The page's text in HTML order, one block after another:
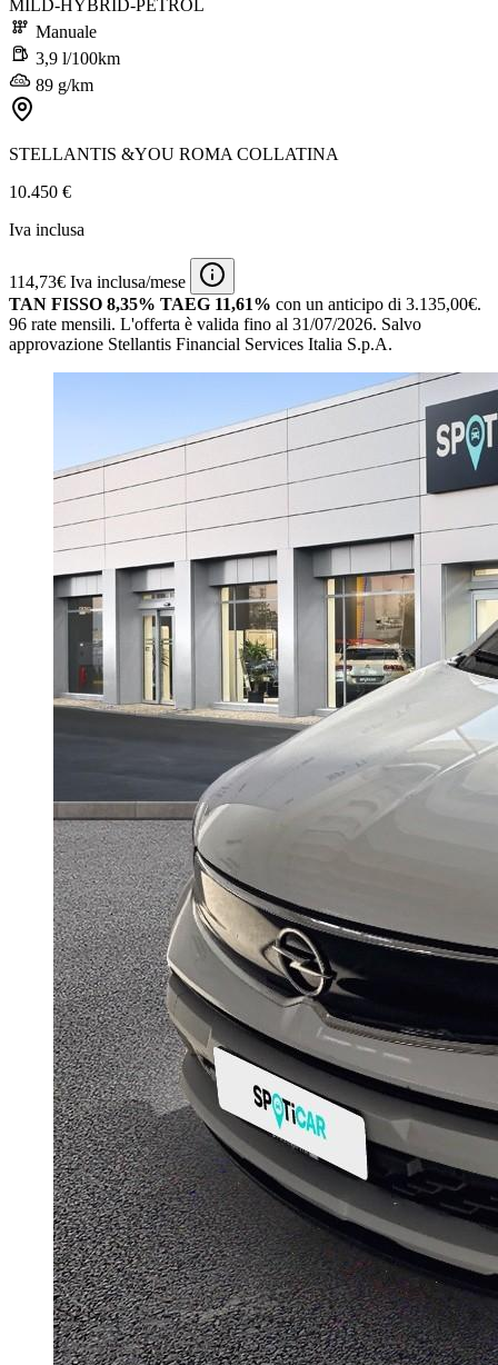
MILD-HYBRID-PETROL
Manuale
3,9 l/100km
89 g/km
STELLANTIS &YOU ROMA COLLATINA
10.450 €
Iva inclusa
114,73€ Iva inclusa/mese
TAN FISSO 8,35% TAEG 11,61% con un anticipo di 3.135,00€.
96 rate mensili. L'offerta è valida fino al 31/07/2026. Salvo
approvazione Stellantis Financial Services Italia S.p.A.